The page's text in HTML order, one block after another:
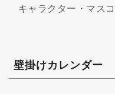
キャラクター・マス
壁掛けカレンダー